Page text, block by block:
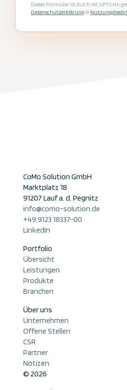
Dieses Formular ist durch reCAPTCHA
Datenschutzerklärung &
CoMo Solution GmbH
Marktplatz 18
91207 Lauf a. d. Pegnitz
info@como-solution.de
+49 9123 18337-00
LinkedIn
Portfolio
Übersicht
Leistungen
Produkte
Branchen
Über uns
Unternehmen
Offene Stellen
CSR
Partner
Notizen
© 2026